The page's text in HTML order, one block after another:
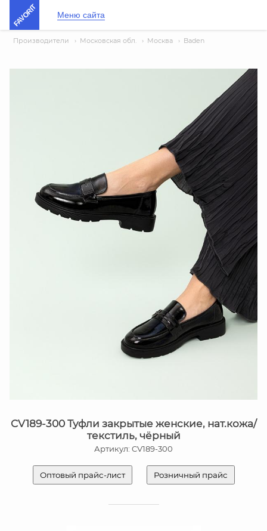
FAVORIT Меню сайта
Производители › Московская обл. › Москва › Baden
CV189-300 Туфли закрытые женские, нат.кожа/
текстиль, чёрный
Артикул: CV189-300
Оптовый прайс-лист Розничный прайс